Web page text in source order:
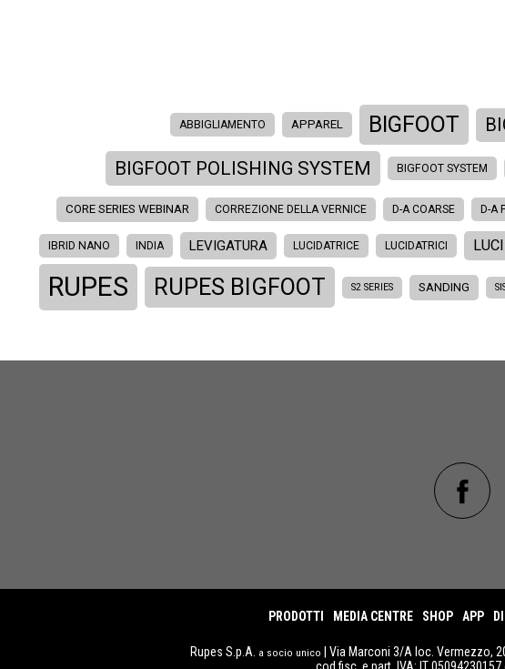
ABBIGLIAMENTO APPAREL BIGFOOT
BIGFOOT POLISHING SYSTEM BIGFOOT SYSTEM
CORE SERIES WEBINAR CORREZIONE DELLA VERNICE D-A COARSE D-A
IBRID NANO INDIA LEVIGATURA LUCIDATRICE LUCIDATRICI
RUPES RUPES BIGFOOT S2 SERIES SANDING
PRODOTTI MEDIA CENTRE SHOP APP
Rupes S.p.A. a socio unico | Via Marconi 3/A loc. Vermezzo,